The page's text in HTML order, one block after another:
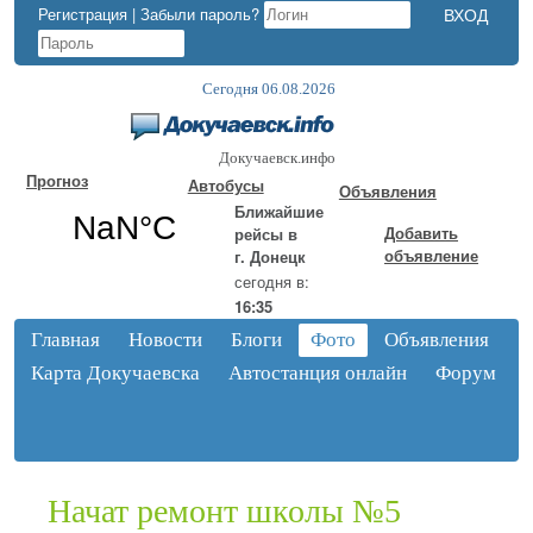
Регистрация | Забыли пароль?
Сегодня 06.08.2026
Докучаевск.инфо
Прогноз
Автобусы
Ближайшие
рейсы в
г. Донецк
сегодня в:
16:35
Объявления
Добавить
объявление
Главная Новости Блоги Фото
Объявления
Карта Докучаевска
Автостанция онлайн Форум
Начат ремонт школы №5